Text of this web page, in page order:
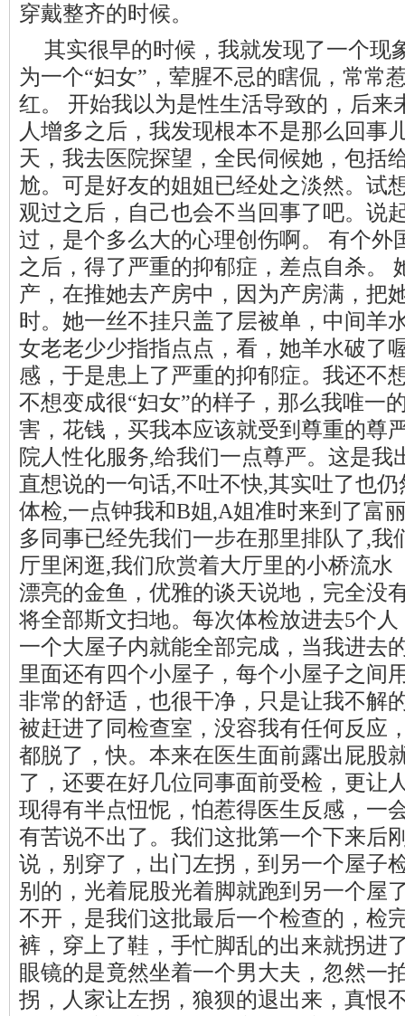
穿戴整齐的时候。
其实很早的时候，我就发现了一个现
为一个“妇女”，荤腥不忌的瞎侃，常常
红。 开始我以为是性生活导致的，后来
人增多之后，我发现根本不是那么回事
天，我去医院探望，全民伺候她，包括
尬。可是好友的姐姐已经处之淡然。试
观过之后，自己也会不当回事了吧。说
过，是个多么大的心理创伤啊。 有个外
之后，得了严重的抑郁症，差点自杀。
产，在推她去产房中，因为产房满，把
时。她一丝不挂只盖了层被单，中间羊
女老老少少指指点点，看，她羊水破了
感，于是患上了严重的抑郁症。我还不
不想变成很“妇女”的样子，那么我唯一
害，花钱，买我本应该就受到尊重的尊
院人性化服务,给我们一点尊严。这是我
直想说的一句话,不吐不快,其实吐了也
体检,一点钟我和B姐,A姐准时来到了富
多同事已经先我们一步在那里排队了,我
厅里闲逛,我们欣赏着大厅里的小桥流水
漂亮的金鱼，优雅的谈天说地，完全没
将全部斯文扫地。每次体检放进去5个
一个大屋子内就能全部完成，当我进去
里面还有四个小屋子，每个小屋子之间
非常的舒适，也很干净，只是让我不解
被赶进了同检查室，没容我有任何反应
都脱了，快。本来在医生面前露出屁股
了，还要在好几位同事面前受检，更让
现得有半点忸怩，怕惹得医生反感，一
有苦说不出了。我们这批第一个下来后
说，别穿了，出门左拐，到另一个屋子
别的，光着屁股光着脚就跑到另一个屋
不开，是我们这批最后一个检查的，检
裤，穿上了鞋，手忙脚乱的出来就拐进
眼镜的是竟然坐着一个男大夫，忽然一
拐，人家让左拐，狼狈的退出来，真恨